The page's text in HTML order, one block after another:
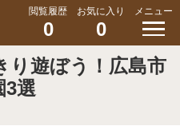
閲覧履歴
0
お気に入り
0
メニュー
り遊ぼう！広島市
3選